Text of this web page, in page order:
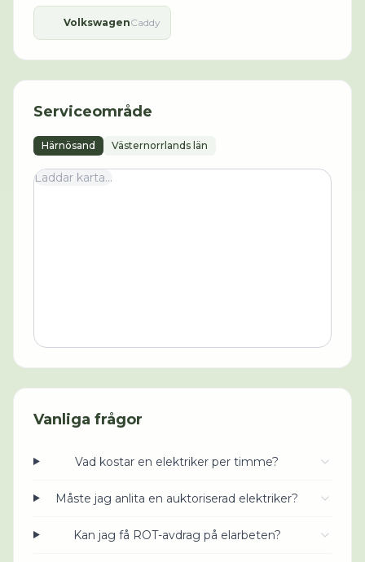
VolkswagenCaddy
Serviceområde
Härnösand Västernorrlands län
Laddar karta...
Vanliga frågor
Vad kostar en elektriker per timme?
Måste jag anlita en auktoriserad elektriker?
Kan jag få ROT-avdrag på elarbeten?